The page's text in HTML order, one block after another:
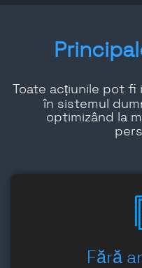
Toate acțiunile pot
în sistemul
optimizând la
Fără